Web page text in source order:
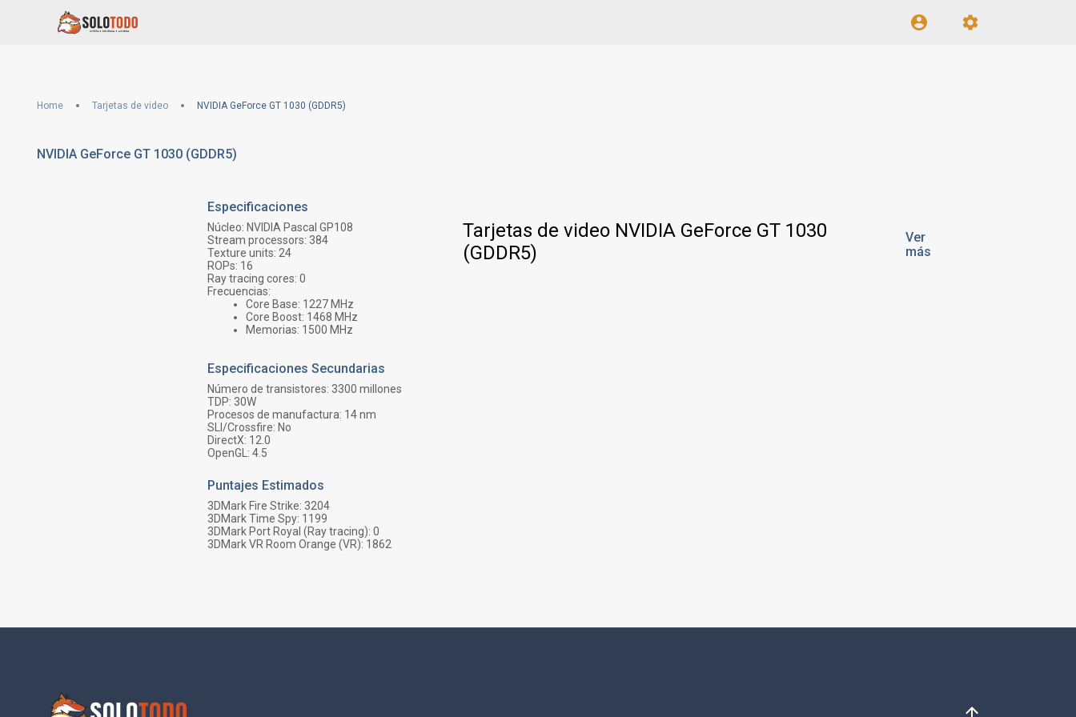
Home Tarjetas de video NVIDIA GeForce GT 1030 (GDDR5)
NVIDIA GeForce GT 1030 (GDDR5)
Especificaciones
Núcleo: NVIDIA Pascal GP108
Stream processors: 384
Texture units: 24
ROPs: 16
Ray tracing cores: 0
Frecuencias:
Core Base: 1227MHz
Core Boost: 1468 MHz
Memorias: 1500 MHz
Especificaciones Secundarias
Número de transistores: 3300 millones
TDP: 30W
Procesos de manufactura: 14 nm
SLI/Crossfire: No
DirectX: 12.0
OpenGL: 4.5
Puntajes Estimados
3DMark Fire Strike: 3204
3DMark Time Spy: 1199
3DMark Port Royal (Ray tracing): 0
3DMark VR Room Orange (VR): 1862
Tarjetas de video NVIDIA GeForce GT 1030
(GDDR5)
Ver
más